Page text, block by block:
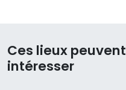
Ces lieux
intéresser